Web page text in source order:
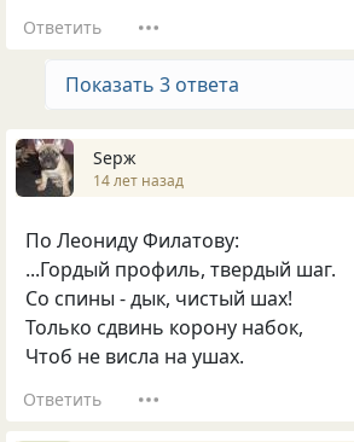
Ответить
Показать 3 ответа
Sерж
14 лет назад
По Леониду Филатову:
...Гордый профиль, твердый шаг.
Со спины - дык, чистый шах!
Только сдвинь корону набок,
Чтоб не висла на ушах.
Ответить